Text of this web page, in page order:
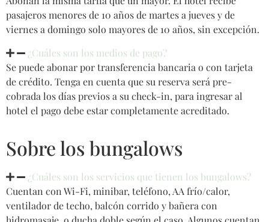
pasajeros menores de 10 años de martes a jueves y de
viernes a domingo solo mayores de 10 años, sin excepción.
¿Cuáles son los medios de pago?
Se puede abonar por transferencia bancaria o con tarjeta
de crédito. Tenga en cuenta que su reserva será pre-
cobrada los días previos a su check-in, para ingresar al
hotel el pago debe estar completamente acreditado.
Sobre los bungalows
¿Cuáles son los servicios que tienen los bungalows?
Cuentan con Wi-Fi, minibar, teléfono, AA frío/calor,
ventilador de techo, balcón corrido y bañera con